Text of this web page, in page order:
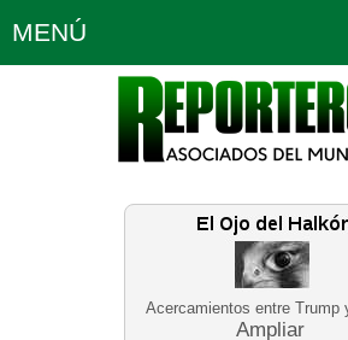
Acercamientos entre Trump
Ampliar
MENÚ
Política Opinión
Planeta Tierra
Educación